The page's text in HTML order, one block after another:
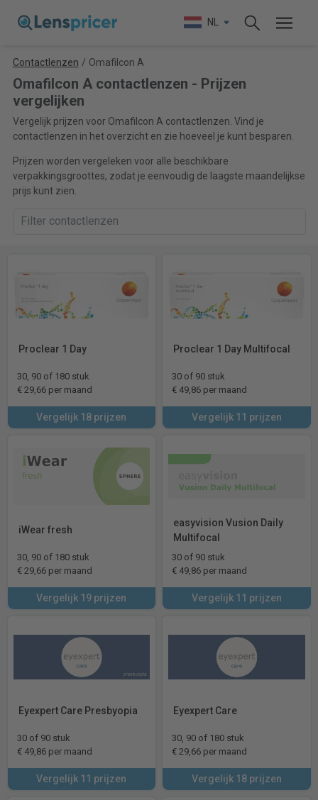
NL
Contactlenzen / Omafilcon A
Omafilcon A contactlenzen - Prijzen
vergelijken
Vergelijk prijzen voor Omafilcon A contactlenzen. Vind je
contactlenzen in het overzicht en zie hoeveel je kunt besparen.
Prijzen worden vergeleken voor alle beschikbare
verpakkingsgroottes, zodat je eenvoudig de laagste maandelijkse
prijs kunt zien.
Proclear 1 Day
30, 90 of 180 stuk
€ 29,66 per maand
Vergelijk 18 prijzen
Proclear 1 Day Multifocal
30 of 90 stuk
€ 49,86 per maand
Vergelijk 11 prijzen
iWear fresh
30, 90 of 180 stuk
€ 29,66 per maand
Vergelijk 19 prijzen
easyvision Vusion Daily
Multifocal
30 of 90 stuk
€ 49,86 per maand
Vergelijk 11 prijzen
Eyexpert Care Presbyopia
30 of 90 stuk
€ 49,86 per maand
Vergelijk 11 prijzen
Eyexpert Care
30, 90 of 180 stuk
€ 29,66 per maand
Vergelijk 18 prijzen